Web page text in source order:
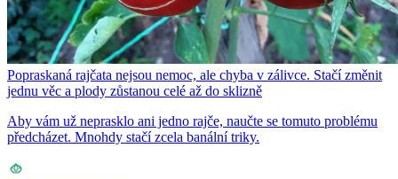
Popraskaná rajčata nejsou nemoc, ale chyba v zálivce. Stačí změnit
jednu věc a plody zůstanou celé až do sklizně
Aby vám už neprasklo ani jedno rajče, naučte se tomuto problému
předcházet. Mnohdy stačí zcela banální triky.